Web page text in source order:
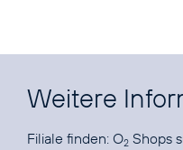
Weitere
Filiale finden: O2 Shops